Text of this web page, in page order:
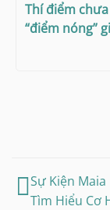
Thí điểm
“điểm nóng”
Sự Kiện
Tìm Hiểu Cơ